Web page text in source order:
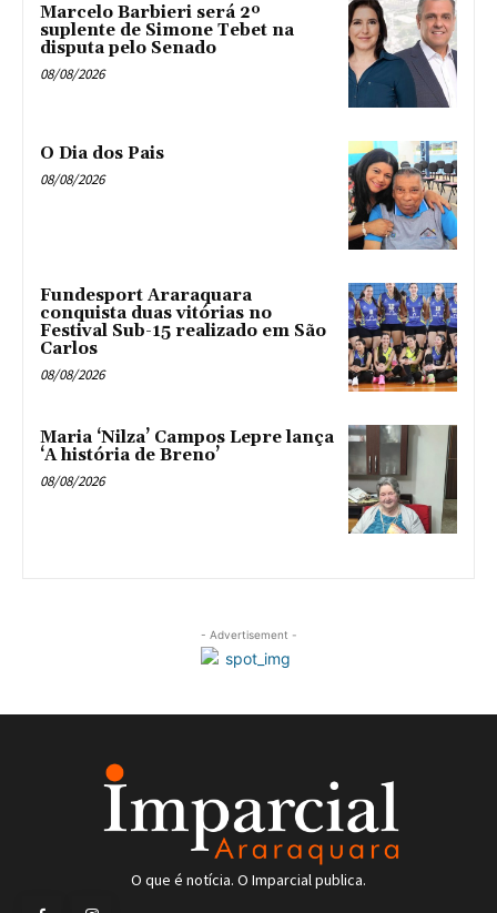
Marcelo Barbieri será 2º
suplente de Simone Tebet na
disputa pelo Senado
08/08/2026
O Dia dos Pais
08/08/2026
Fundesport Araraquara
conquista duas vitórias no
Festival Sub-15 realizado em São
Carlos
08/08/2026
Maria ‘Nilza’ Campos Lepre lança
‘A história de Breno’
08/08/2026
- Advertisement -
O que é notícia. O Imparcial publica.